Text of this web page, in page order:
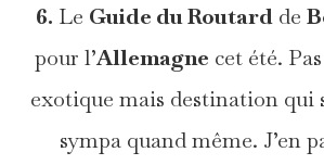
6. Le Guide du Routardde
pour l’Allemagne cet été.
exotique mais destination qui
sympa quand même. J’en